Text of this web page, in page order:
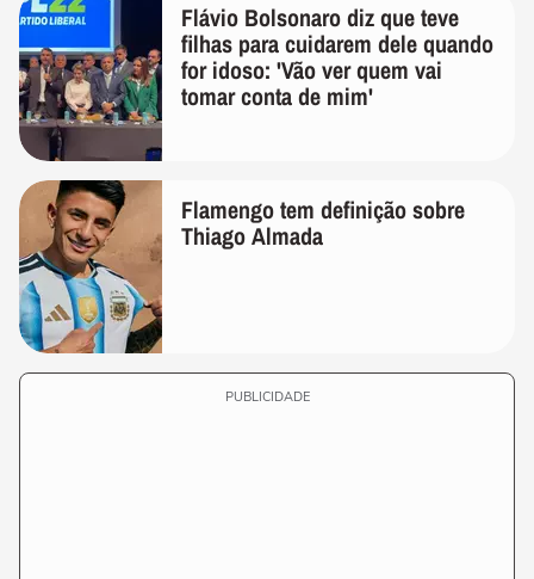
Flávio Bolsonaro diz que teve
filhas para cuidarem dele quando
for idoso: 'Vão ver quem vai
tomar conta de mim'
Flamengo tem definição sobre
Thiago Almada
PUBLICIDADE